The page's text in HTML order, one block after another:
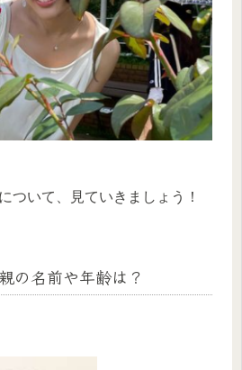
ついて、見ていきましょう！
の名前や年齢は？